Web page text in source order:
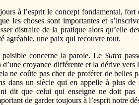
à l’esprit le concept fondamental,
les choses sont importantes et
distraire de la pratique alors qu’elle
agréable, une paix qui recouvre tout.
concerne la parole. Le Sutra
croyance différente et la dérive vers
ne coûte pas cher de proférer de belles
dans un siècle qui en appelle à plus de
dit que celui qui enseigne ne doit
de garder toujours à l’esprit notre